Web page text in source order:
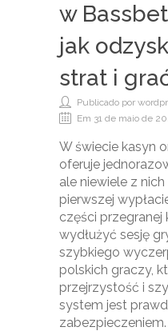
w
jak
strat i
Publicado por
Em 31 de maio de
W świecie kasyn
oferuje
ale niewiele z
pierwszej
części
wydłużyć sesję
szybkiego
polskich graczy,
przejrzystość i
system jest